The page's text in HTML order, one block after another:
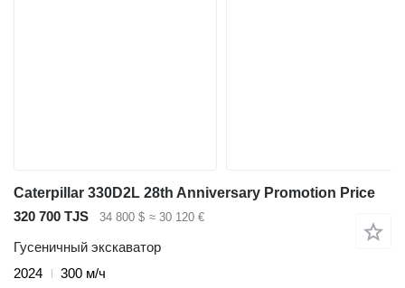
Caterpillar 330D2L 28th Anniversary Promotion Price
320 700 TJS
34 800 $ ≈ 30 120 €
Гусеничный экскаватор
2024
300 м/ч